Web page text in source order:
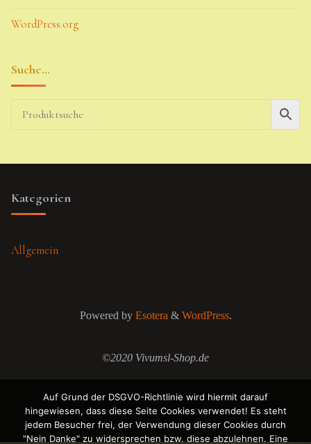
WordPress.org
Suche…
Kategorien
Allgemein
Powered byEsotera& WordPress.
©2020 Vivumsl-Shop.de
Auf Grund der DSGVO-Richtlinie wird hiermit darauf
hingewiesen, dass diese Seite Cookies verwendet! Es steht
jedem Besucher frei, der Verwendung dieser Cookies durch
"Nein Danke" zu widersprechen bzw. diese abzulehnen. Eine